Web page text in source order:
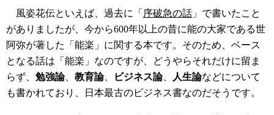
風姿花伝といえば、過去に「 序破急の話 」で書いたこと
がありましたが、今から600年以上の昔に能の大家である世
阿弥が著した「能楽」に関する本です。そのため、ベース
となる話は「能楽」なのですが、どうやらそれだけに留ま
らず、 勉強論、 教育論、 ビジネス論、 人生論などについて
も書かれており、日本最古のビジネス書なのだそうです。